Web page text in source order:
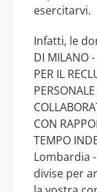
esercitarvi.
Infatti, le
DI MILANO -
PER IL
CON
TEMPO
Lombardia
divise per